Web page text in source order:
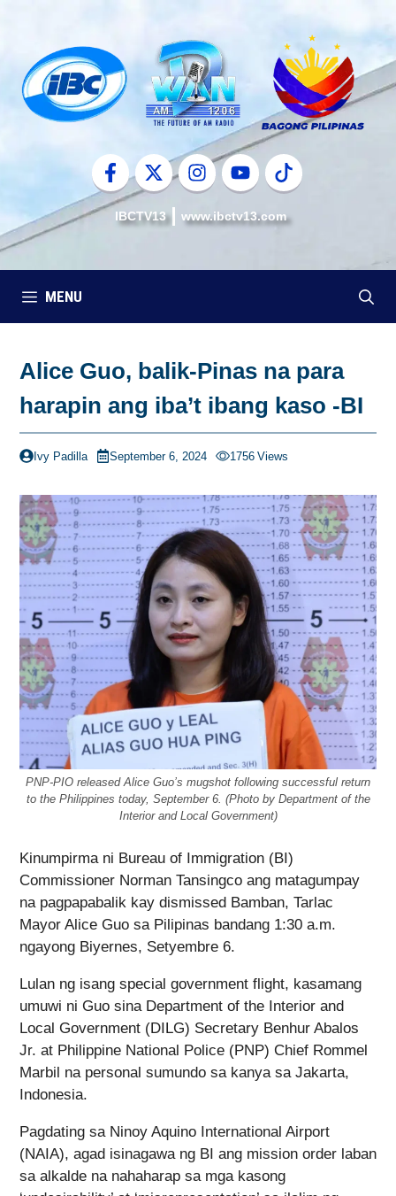
content
IBCTV13 www.ibctv13.com
MENU
Alice Guo, balik-Pinas na para
harapin ang iba’t ibang kaso -BI
Ivy Padilla September 6, 2024 1756 Views
PNP-PIO released Alice Guo’s mugshot following successful return
to the Philippines today, September 6. (Photo by Department of the
Interior and Local Government)
Kinumpirma ni Bureau of Immigration (BI)
Commissioner Norman Tansingco ang matagumpay
na pagpapabalik kay dismissed Bamban, Tarlac
Mayor Alice Guo sa Pilipinas bandang 1:30 a.m.
ngayong Biyernes, Setyembre 6.
Lulan ng isang special government flight, kasamang
umuwi ni Guo sina Department of the Interior and
Local Government (DILG) Secretary Benhur Abalos
Jr. at Philippine National Police (PNP) Chief Rommel
Marbil na personal sumundo sa kanya sa Jakarta,
Indonesia.
Pagdating sa Ninoy Aquino International Airport
(NAIA), agad isinagawa ng BI ang mission order laban
sa alkalde na nahaharap sa mga kasong